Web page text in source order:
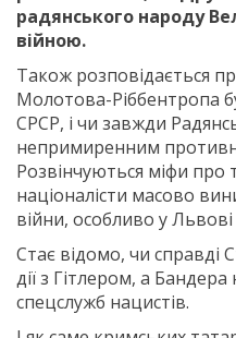
радянського народу
війною.
Також розповідається
Молотова-Ріббентропа
СРСР, і чи завжди
непримиренним
Розвінчуються міфи про
націоналісти масово
війни, особливо у
Стає відомо, чи справді
дії з Гітлером, а
спецслужб нацистів.